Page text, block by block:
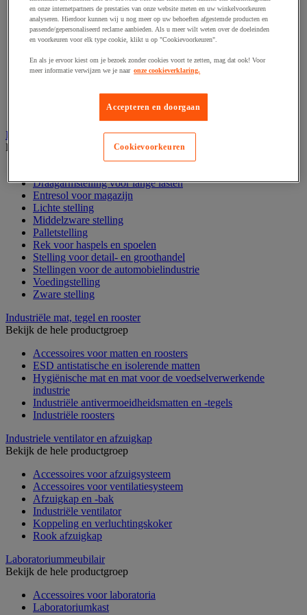
Hijsklem
Hijspoelie en -katrol
Hijsring
Kopschakel en snelschakel
Sjorband en trekstang
Industriële en magazijnstellingen
Bekijk de hele productgroep
Draagarmstelling voor lange lasten
Entresol voor magazijn
Lichte stelling
Middelzware stelling
Palletstelling
Rek voor haspels en spoelen
Stelling voor detail- en groothandel
Stellingen voor de automobielindustrie
Voedingstelling
Zware stelling
Industriële mat, tegel en rooster
Bekijk de hele productgroep
Accessoires voor matten en roosters
ESD antistatische en isolerende matten
Hygiënische mat en mat voor de voedselverwerkende
industrie
Industriële antivermoeidheidsmatten en -tegels
Industriële roosters
Industriele ventilator en afzuigkap
Bekijk de hele productgroep
Accessoires voor afzuigsysteem
Accessoires voor ventilatiesysteem
Afzuigkap en -bak
Industriële ventilator
Koppeling en verluchtingskoker
Rook afzuigkap
Laboratoriummeubilair
Bekijk de hele productgroep
Accessoires voor laboratoria
Laboratoriumkast
en onze internetpartners de prestaties van onze website meten en uw winkelvoorkeuren
analyseren. Hierdoor kunnen wij u nog meer op uw behoeften afgestemde producten en
passende/gepersonaliseerd reclame aanbieden. Als u meer wilt weten over de doeleinden
en voorkeuren voor elk type cookie, klikt u op "Cookievoorkeuren".
En als je ervoor kiest om je bezoek zonder cookies voort te zetten, mag dat ook! Voor
meer informatie verwijzen we je naar onze cookieverklaring.
Accepteren en doorgaan
Cookievoorkeuren